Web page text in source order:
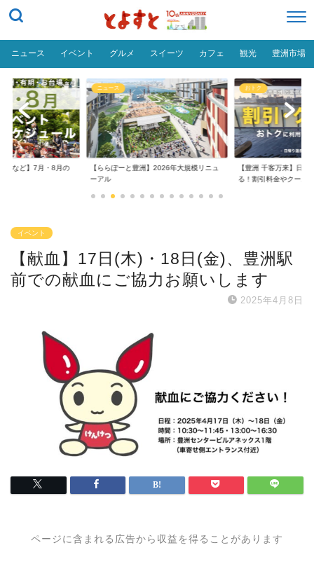
ニュース イベント グルメ スイーツ カフェ 観光 豊洲市場
場など】7月・8月の
ニュース
【ららぽーと豊洲】2026年大規模リニュ
ーアル
おトク
【豊洲 千客万来】日帰
る！割引料金やクーポ...
イベント
【献血】17日(木)・18日(金)、豊洲駅
前での献血にご協力お願いします
2025年4月8日
ページに含まれる広告から収益を得ることがあります